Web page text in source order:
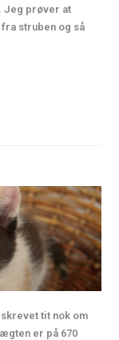
Jeg prøver at
struben og så
tit nok om
er på 670